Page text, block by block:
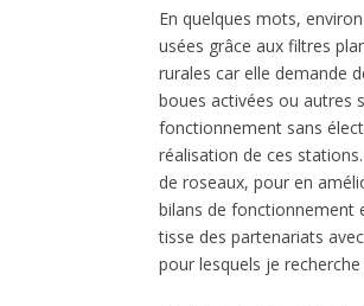
En quelques mots,
usées grâce aux filtres
rurales car elle demande
boues activées ou autres
fonctionnement sans
réalisation de ces
de roseaux, pour en
bilans de fonctionnement
tisse des partenariats
pour lesquels je